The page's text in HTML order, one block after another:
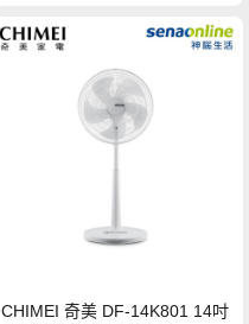
CHIMEI 奇美 DF-14K801 14吋